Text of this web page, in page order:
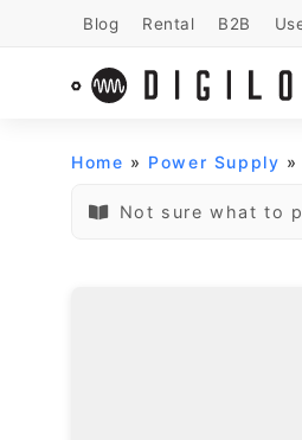
Blog Rental B2B
Home » Power Supply »
Not sure what to